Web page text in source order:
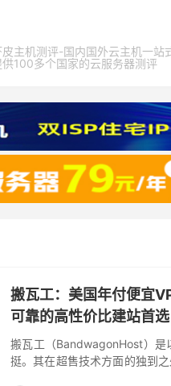
皮主机测评-国内国外云主机一站
供100多个国家的云服务器测评
搬瓦工：美国年付便宜
可靠的高性价比建站首选
搬瓦工（BandwagonHost）是
挺。其在超售技术方面的独到